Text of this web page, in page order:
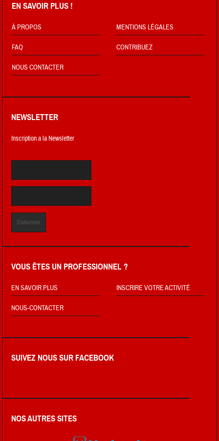
EN SAVOIR PLUS !
À PROPOS MENTIONS LÉGALES
FAQ CONTRIBUEZ
NOUS CONTACTER
NEWSLETTER
Inscription a la Newsletter
VOUS ÊTES UN PROFESSIONNEL ?
EN SAVOIR PLUS INSCRIRE VOTRE ACTIVITÉ
NOUS-CONTACTER
SUIVEZ NOUS SUR FACEBOOK
NOS AUTRES SITES